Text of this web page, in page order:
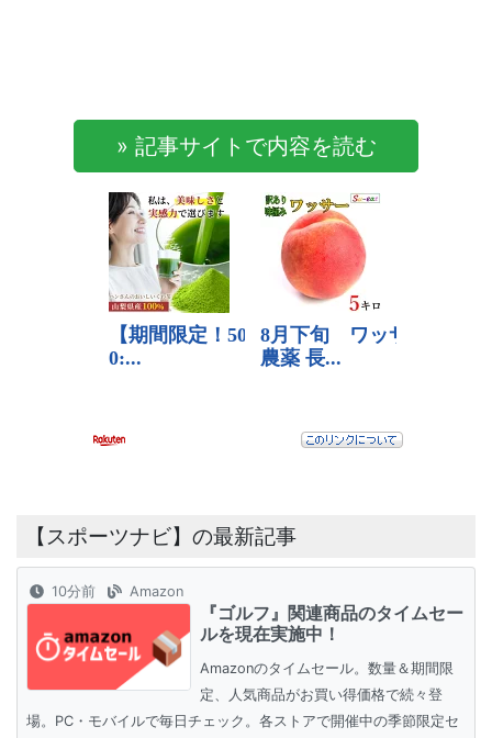
» 記事サイトで内容を読む
【スポーツナビ】の最新記事
10分前 Amazon
『ゴルフ』関連商品のタイムセー
ルを現在実施中！
Amazonのタイムセール。数量＆期間限
定、人気商品がお買い得価格で続々登
場。PC・モバイルで毎日チェック。各ストアで開催中の季節限定セ